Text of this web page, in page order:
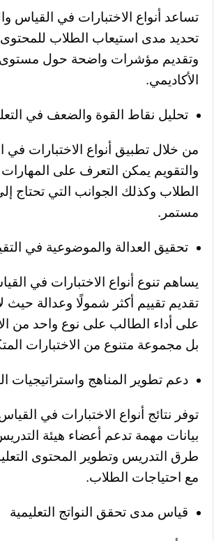
تساعد أنواع الاختبارات في القياس
تحديد مدى استيعاب الطلاب للمحتوى
وتقديم مؤشرات واضحة حول مستوى
الأكاديمي.
تحليل نقاط القوة والضعف في
من خلال تطبيق أنواع الاختبارات في
والتقويم يمكن التعرف على المهارات
الطلاب وكذلك الجوانب التي تحتاج
مستمر.
تحقيق العدالة والموضوعية في
يساهم تنوع أنواع الاختبارات في
تقديم تقييم أكثر شمولًا وعدالة حيث
على أداء الطالب على نوع واحد من
بل مجموعة متنوع من الاختبارات
دعم تطوير المناهج واستراتيجيات
توفر نتائج أنواع الاختبارات في
بيانات مهمة تدعم أعضاء هيئة
طرق التدريس وتطوير المحتوى
مع احتياجات الطلاب.
قياس مدى تحقق النواتج التعليمية